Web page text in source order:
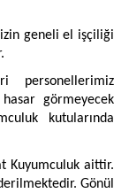
geneli el işçiliği
personellerimiz
görmeyecek
kutularında
Kuyumculuk aittir.
Gönül